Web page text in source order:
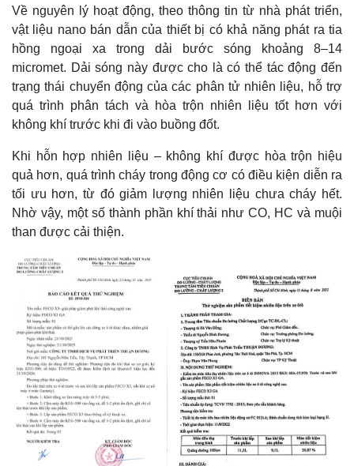
Thế giới
Quan sát
Cuộc sống đó đây
Hồ sơ
Multimedia
Video
Ảnh
E-Magazine
Infographic
Về nguyên lý hoạt động, theo thông tin từ nhà phát triển,
vật liệu nano bán dẫn của thiết bị có khả năng phát ra tia
hồng ngoại xa trong dải bước sóng khoảng 8–14
micromet. Dải sóng này được cho là có thể tác động đến
trạng thái chuyển động của các phân tử nhiên liệu, hỗ trợ
quá trình phân tách và hòa trộn nhiên liệu tốt hơn với
không khí trước khi đi vào buồng đốt.
Khi hỗn hợp nhiên liệu – không khí được hòa trộn hiệu
quả hơn, quá trình cháy trong động cơ có điều kiện diễn ra
tối ưu hơn, từ đó giảm lượng nhiên liệu chưa cháy hết.
Nhờ vậy, một số thành phần khí thải như CO, HC và muội
than được cải thiện.